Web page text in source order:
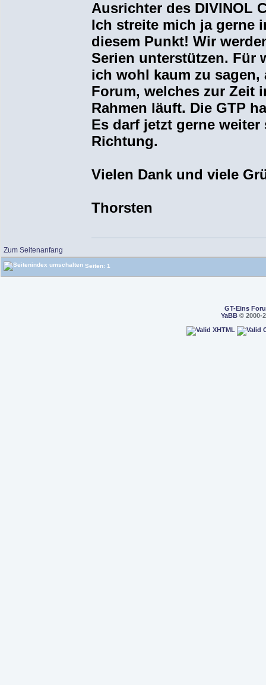
Ausrichter des DIVINOL
Ich streite mich ja gerne
diesem Punkt! Wir
Serien unterstützen. Für
ich wohl kaum zu
Forum, welches zur Zeit
Rahmen läuft. Die GTP
Es darf jetzt gerne
Richtung.
Vielen Dank und viele
Thorsten
Zum Seitenanfang
Seiten: 1
GT-Eins
YaBB© 2000-